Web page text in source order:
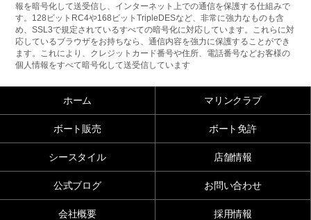
報を暗号化して送受信し、インターネット上での通信を保護する仕組みで
す。128ビットRC4や168ビットTripleDESなど、非常に強力なものも含
め、SSL3で規定されているすべての暗号化に対応しています。これらに対
応しているブラウザをお持ちなら、通信内容を強力に保護することができ
ます。これにより、クレジットカード番号や住所、電話番号などお客様の
個人情報をすべて暗号化して送受信しています
ホーム マリンクラブ
ボート販売 ボート免許
シースタイル 店舗情報
公式ブログ お問い合わせ
会社概要 採用情報